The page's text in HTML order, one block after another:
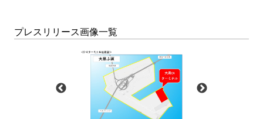
プレスリリース画像一覧